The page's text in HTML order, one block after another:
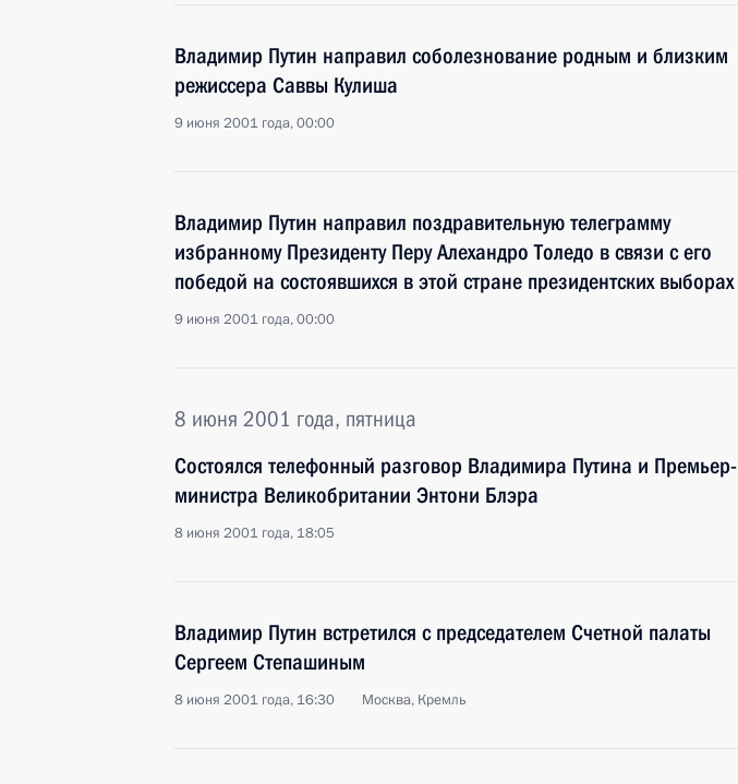
Владимир Путин направил соболезнование родным и близким
режиссера Саввы Кулиша
9 июня 2001 года, 00:00
Владимир Путин направил поздравительную телеграмму
избранному Президенту Перу Алехандро Толедо в связи с его
победой на состоявшихся в этой стране президентских выборах
9 июня 2001 года, 00:00
8 июня 2001 года, пятница
Состоялся телефонный разговор Владимира Путина и Премьер-
министра Великобритании Энтони Блэра
8 июня 2001 года, 18:05
Владимир Путин встретился с председателем Счетной палаты
Сергеем Степашиным
8 июня 2001 года, 16:30 Москва, Кремль